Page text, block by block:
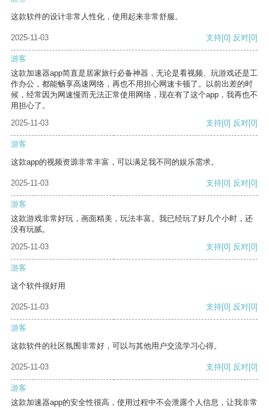
这款软件的设计非常人性化，使用起来非常舒服。
2025-11-03 支持[0] 反对[0]
游客
这款加速器app简直是居家旅行必备神器，无论是看视频、玩游戏还是工
作办公，都能畅享高速网络，再也不用担心网速卡顿了。以前出差的时
候，经常因为网速慢而无法正常使用网络，现在有了这个app，我再也不
用担心了。
2025-11-03
支持[0] 反对[0]
游客
这款app的视频资源非常丰富，可以满足我不同的娱乐需求。
2025-11-03 支持[0] 反对[0]
游客
这款游戏非常好玩，画面精美，玩法丰富。我已经玩了好几个小时，还
没有玩腻。
2025-11-03
支持[0] 反对[0]
游客
这个软件很好用
2025-11-03 支持[0] 反对[0]
游客
这款软件的社区氛围非常好，可以与其他用户交流学习心得。
2025-11-03 支持[0] 反对[0]
游客
这款加速器app的安全性很高，使用过程中不会泄露个人信息，让我非常